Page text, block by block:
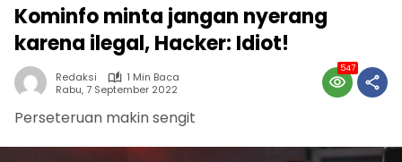
Kominfo minta jangan nyerang
karena ilegal, Hacker: Idiot!
Redaksi
1 Min Baca
Rabu, 7 September 2022
547
Perseteruan makin sengit